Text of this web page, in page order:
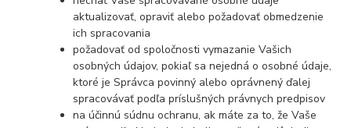
aktualizovať, opraviť alebo požadovať obmedzenie
ich spracovania
požadovať od spoločnosti vymazanie Vašich
osobných údajov, pokiaľ sa nejedná o osobné údaje,
ktoré je Správca povinný alebo oprávnený ďalej
spracovávať podľa príslušných právnych predpisov
na účinnú súdnu ochranu, ak máte za to, že Vaše